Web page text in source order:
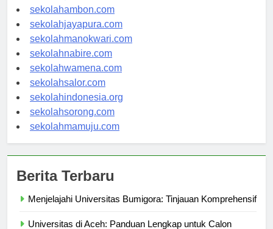
sekolahpontianak.com
sekolahambon.com
sekolahjayapura.com
sekolahmanokwari.com
sekolahnabire.com
sekolahwamena.com
sekolahsalor.com
sekolahindonesia.org
sekolahsorong.com